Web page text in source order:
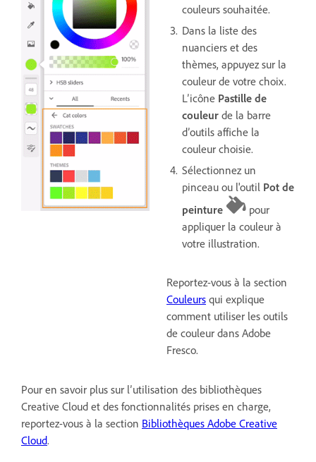
couleurs souhaitée.
Dans la liste des
nuanciers et des
thèmes, appuyez sur la
couleur de votre choix.
L’icône Pastille de
couleur de la barre
d’outils affiche la
couleur choisie.
Sélectionnez un
pinceau ou l'outil Pot de
peinture
pour
appliquer la couleur à
votre illustration.
Reportez-vous à la section
Couleurs qui explique
comment utiliser les outils
de couleur dans Adobe
Fresco.
Pour en savoir plus sur l’utilisation des bibliothèques
Creative Cloud et des fonctionnalités prises en charge,
reportez-vous à la section Bibliothèques Adobe Creative
Cloud.